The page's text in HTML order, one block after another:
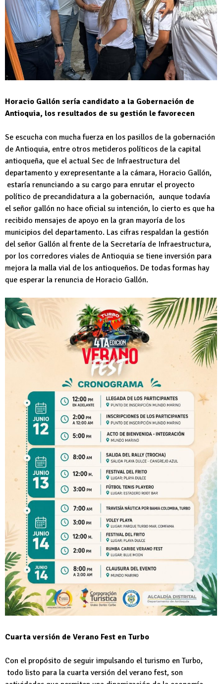
Horacio Gallón sería candidato a la Gobernación de
Antioquia, los resultados de su gestión le favorecen
Se escucha con mucha fuerza en los pasillos de la gobernación
de Antioquia, entre otros metideros políticos de la capital
antioqueña, que el actual Sec de Infraestructura del
departamento y exrepresentante a la cámara, Horacio Gallón,
estaría renunciando a su cargo para enrutar el proyecto
político de precandidatura a la gobernación, aunque todavía
el señor gallón no hace oficial su intención, lo cierto es que ha
recibido mensajes de apoyo en la gran mayoría de los
municipios del departamento. Las cifras respaldan la gestión
del señor Gallón al frente de la Secretaría de Infraestructura,
por los corredores viales de Antioquia se tiene inversión para
mejora la malla vial de los antioqueños. De todas formas hay
que esperar la renuncia de Horacio Gallón.
Cuarta versión de Verano Fest en Turbo
Con el propósito de seguir impulsando el turismo en Turbo,
todo listo para la cuarta versión del verano fest, son